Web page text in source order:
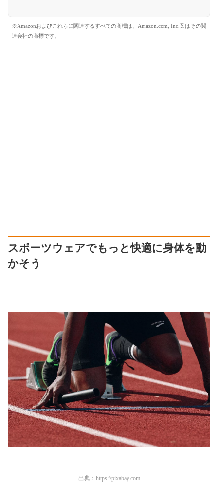
※Amazonおよびこれらに関連するすべての商標は、Amazon.com, Inc.又はその関
連会社の商標です。
スポーツウェアでもっと快適に身体を動
かそう
出典： https://pixabay.com